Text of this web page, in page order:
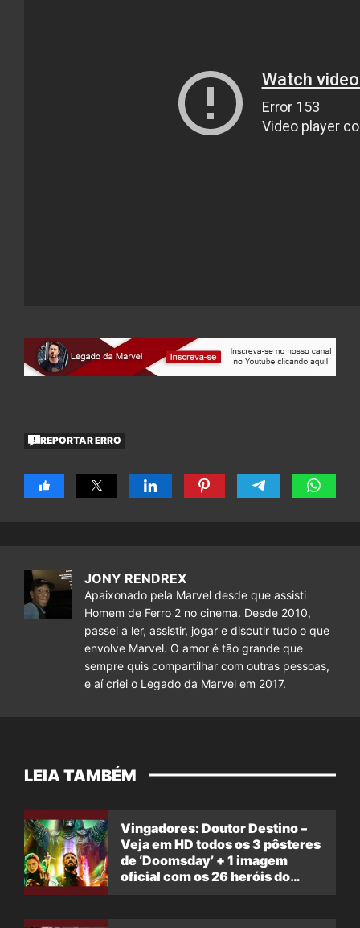
REPORTAR ERRO
JONY RENDREX
Apaixonado pela Marvel desde que assisti
Homem de Ferro 2 no cinema. Desde 2010,
passei a ler, assistir, jogar e discutir tudo o que
envolve Marvel. O amor é tão grande que
sempre quis compartilhar com outras pessoas,
e aí criei o Legado da Marvel em 2017.
LEIA TAMBÉM
Vingadores: Doutor Destino –
Veja em HD todos os 3 pôsteres
de ‘Doomsday’ + 1 imagem
oficial com os 26 heróis do